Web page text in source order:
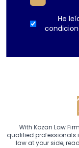
He
With Kozan Law
qualified professionals
law at your side,